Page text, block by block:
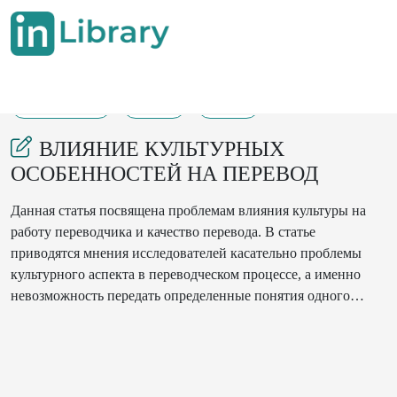
ВЛИЯНИЕ КУЛЬТУРНЫХ
ОСОБЕННОСТЕЙ НА ПЕРЕВОД
Данная статья посвящена проблемам влияния культуры на
работу переводчика и качество перевода. В статье
приводятся мнения исследователей касательно проблемы
культурного аспекта в переводческом процессе, а именно
невозможность передать определенные понятия одного